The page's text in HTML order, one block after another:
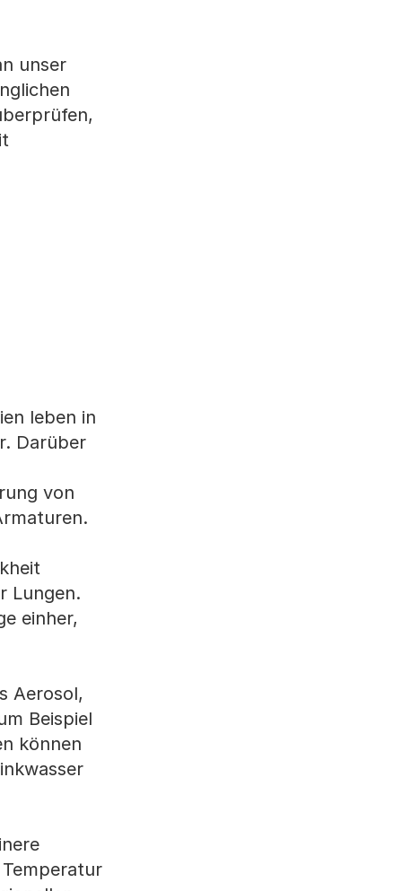
unser
leben in
Darüber
von
Lungen.
einher,
Aerosol,
Beispiel
können